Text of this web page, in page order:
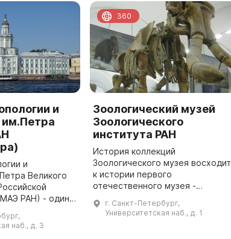
и
им.Петра
и
Великого
РАН) - один
является
наб., д. 3
Зоологический музей
Зоологического
института РАН
История коллекций
Зоологического музея восходит
к истории первого
отечественного музея -
году. Все началось с Москвы, где
были перевезены
г. Санкт-Петербург,
Университетская наб., д. 1
360